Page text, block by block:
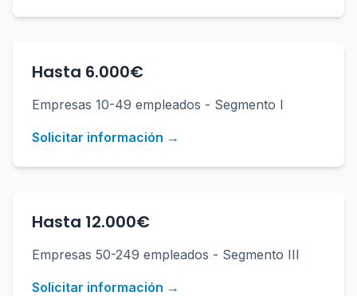
Hasta 6.000€
Empresas 10-49 empleados - Segmento I
Solicitar información →
Hasta 12.000€
Empresas 50-249 empleados - Segmento III
Solicitar información →